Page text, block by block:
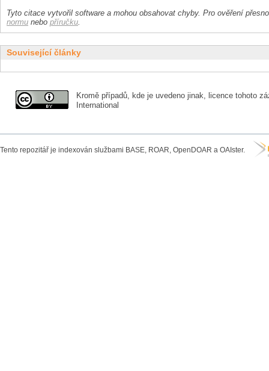
Tyto citace vytvořil software a mohou obsahovat chyby. Pro ověření
normu nebo příručku.
Související články
Kromě případů, kde je uvedeno jinak, licence tohoto
International
Tento repozitář je indexován službami BASE, ROAR, OpenDOAR a OAIster.